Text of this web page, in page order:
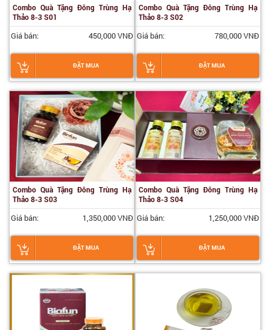
Combo Quà Tặng Đông Trùng Hạ
Thảo 8-3 S01
Giá bán: 450,000 VNĐ
ĐẶT MUA
Combo Quà Tặng Đông Trùng Hạ
Thảo 8-3 S02
Giá bán: 780,000 VNĐ
ĐẶT MUA
Combo Quà Tặng Đông Trùng Hạ
Thảo 8-3 S03
Giá bán: 1,350,000 VNĐ
ĐẶT MUA
Combo Quà Tặng Đông Trùng Hạ
Thảo 8-3 S04
Giá bán: 1,250,000 VNĐ
ĐẶT MUA